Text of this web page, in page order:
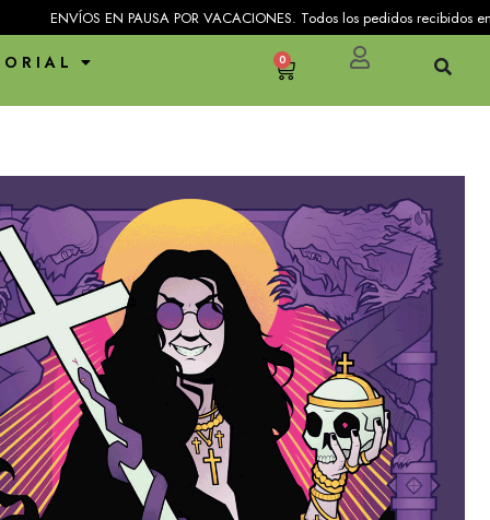
EN PAUSA POR VACACIONES. Todos los pedidos recibidos entre el 25 de
0